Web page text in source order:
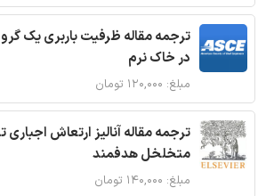
ترجمه مقاله ظرفیت باربری یک
در خاک نرم
مبلغ: ۱۲۰,۰۰۰ تومان
ترجمه مقاله آنالیز ارتعاش
متخلخل هدفمند
مبلغ: ۱۴۰,۰۰۰ تومان